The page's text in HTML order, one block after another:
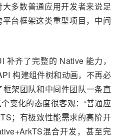
多数普通应用开发者来说足
台框架这类重型项目，中间
补齐了完整的 Native 能力，
构建组件树和动画，不再必
架团队和中间件团队一条直
变化的态度很客观：“普通应
；有极致性能需求的高阶开
ArkTS混合开发，甚至完